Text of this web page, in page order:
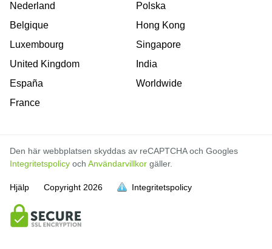
Nederland
Belgique
Luxembourg
United Kingdom
España
France
Polska
Hong Kong
Singapore
India
Worldwide
Den här webbplatsen skyddas av reCAPTCHA och Googles
Integritetspolicy och Användarvillkor gäller.
Hjälp Copyright 2026 Integritetspolicy